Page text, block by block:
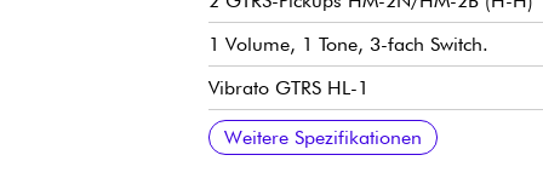
1 Volume, 1 Tone, 3-fach Switch.
Vibrato GTRS HL-1
Super Knob"-Taste (Hauptausgang,
Integrierter intelligenter GTRS-
App, Bluetooth 5.0, wiederaufladbarer
Schwarze Beschläge
Integriertes 4-Kanal-UHF-Wireless-
Weitere Spezifikationen